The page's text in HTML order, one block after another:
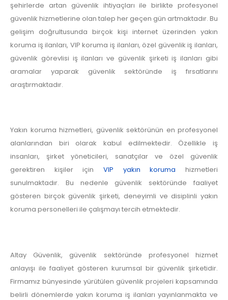
şehirlerde artan güvenlik ihtiyaçları ile birlikte profesyonel
güvenlik hizmetlerine olan talep her geçen gün artmaktadır. Bu
gelişim doğrultusunda birçok kişi internet üzerinden yakın
koruma iş ilanları, VIP koruma iş ilanları, özel güvenlik iş ilanları,
güvenlik görevlisi iş ilanları ve güvenlik şirketi iş ilanları gibi
aramalar yaparak güvenlik sektöründe iş fırsatlarını
araştırmaktadır.
Yakın koruma hizmetleri, güvenlik sektörünün en profesyonel
alanlarından biri olarak kabul edilmektedir. Özellikle iş
insanları, şirket yöneticileri, sanatçılar ve özel güvenlik
gerektiren kişiler için VIP yakın koruma hizmetleri
sunulmaktadır. Bu nedenle güvenlik sektöründe faaliyet
gösteren birçok güvenlik şirketi, deneyimli ve disiplinli yakın
koruma personelleri ile çalışmayı tercih etmektedir.
Altay Güvenlik, güvenlik sektöründe profesyonel hizmet
anlayışı ile faaliyet gösteren kurumsal bir güvenlik şirketidir.
Firmamız bünyesinde yürütülen güvenlik projeleri kapsamında
belirli dönemlerde yakın koruma iş ilanları yayınlanmakta ve